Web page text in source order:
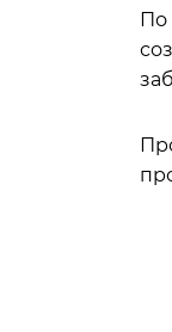
По